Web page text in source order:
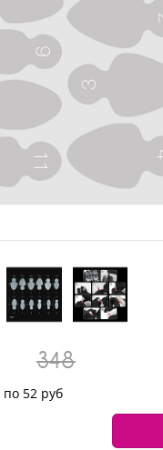
348
по 52 руб